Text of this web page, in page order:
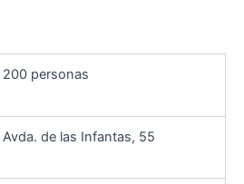
200 personas
Avda. de las Infantas, 55